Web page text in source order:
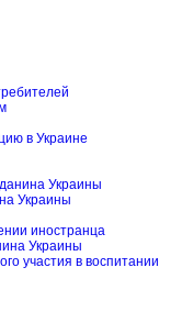
в Украине
Украины
Украины
иностранца
Украины
участия в воспитании